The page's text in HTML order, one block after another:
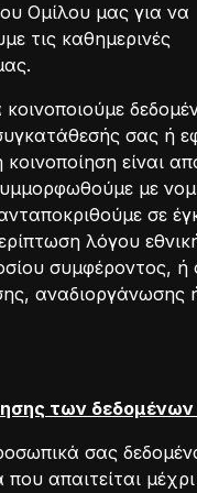
Ομίλου μας για να
τις καθημερινές
σας ή
είναι
με
σε
λόγου
συμφέροντος, ή
αναδιοργάνωσης
των
σας
απαιτείται